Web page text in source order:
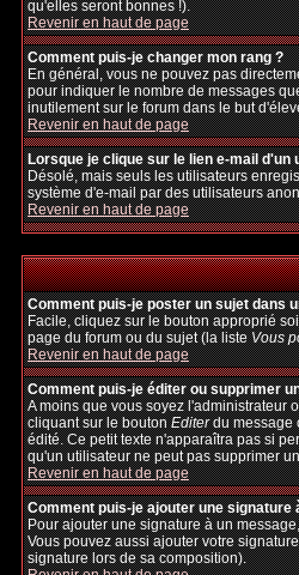
qu'elles seront bonnes !).
Revenir en haut de page
Comment puis-je changer mon rang ?
En général, vous ne pouvez pas
pour indiquer le nombre de messages
inutilement sur le forum dans le but
Revenir en haut de page
Lorsque je clique sur le lien e-mail d'un
Désolé, mais seuls les utilisateurs
système d'e-mail par des utilisateurs
Revenir en haut de page
Comment puis-je poster un sujet dans
Facile, cliquez sur le bouton approprié
page du forum ou du sujet (la listeVous
Revenir en haut de page
Comment puis-je éditer ou supprimer
A moins que vous soyez l'administrateur
cliquant sur le boutonEditerdu message
édité. Ce petit texte n'apparaîtra pas si
qu'un utilisateur ne peut pas supprimer
Revenir en haut de page
Comment puis-je ajouter une signature
Pour ajouter une signature à un
Vous pouvez aussi ajouter votre
signature lors de sa composition).